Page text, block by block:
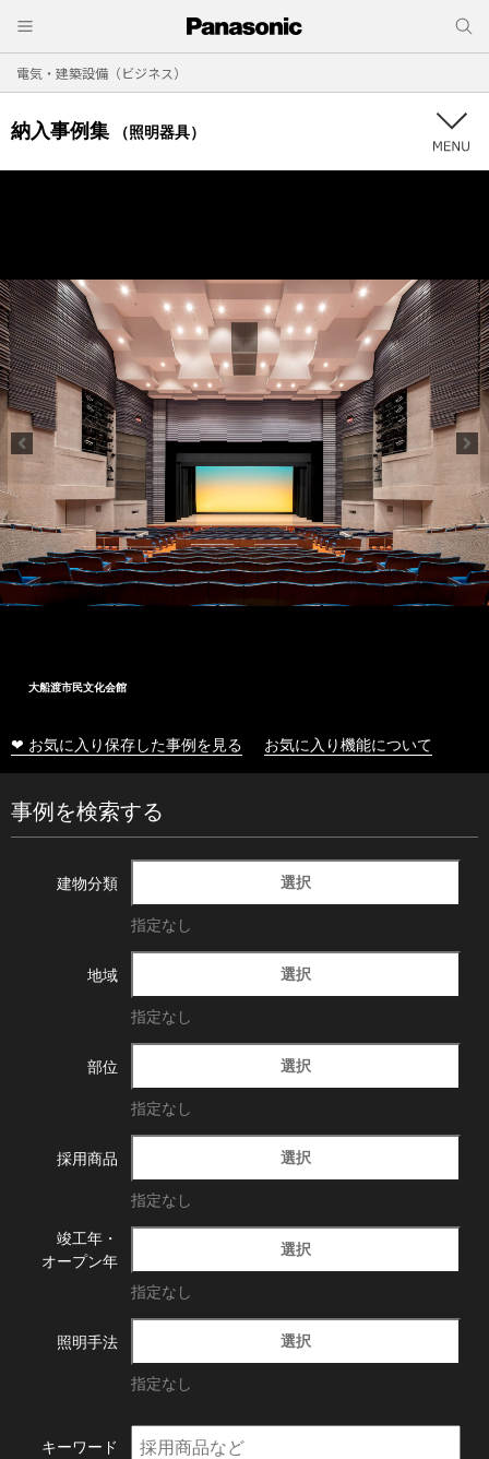
電気・建築設備（ビジネス）
納入事例集 （照明器具）
大船渡市民文化会館
❤ お気に入り保存した事例を見る お気に入り機能について
事例を検索する
建物分類 選択
指定なし
地域 選択
指定なし
部位 選択
指定なし
採用商品 選択
指定なし
竣工年・
オープン年
選択
指定なし
照明手法 選択
指定なし
キーワード